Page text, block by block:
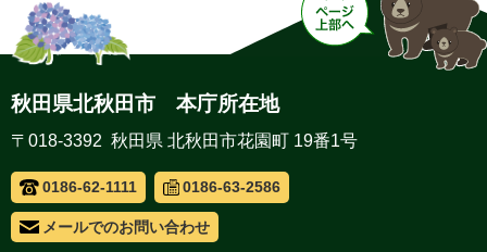
秋田県北秋田市 本庁所在地
〒018-3392 秋田県 北秋田市花園町 19番1号
0186-62-1111 0186-63-2586
メールでのお問い合わせ